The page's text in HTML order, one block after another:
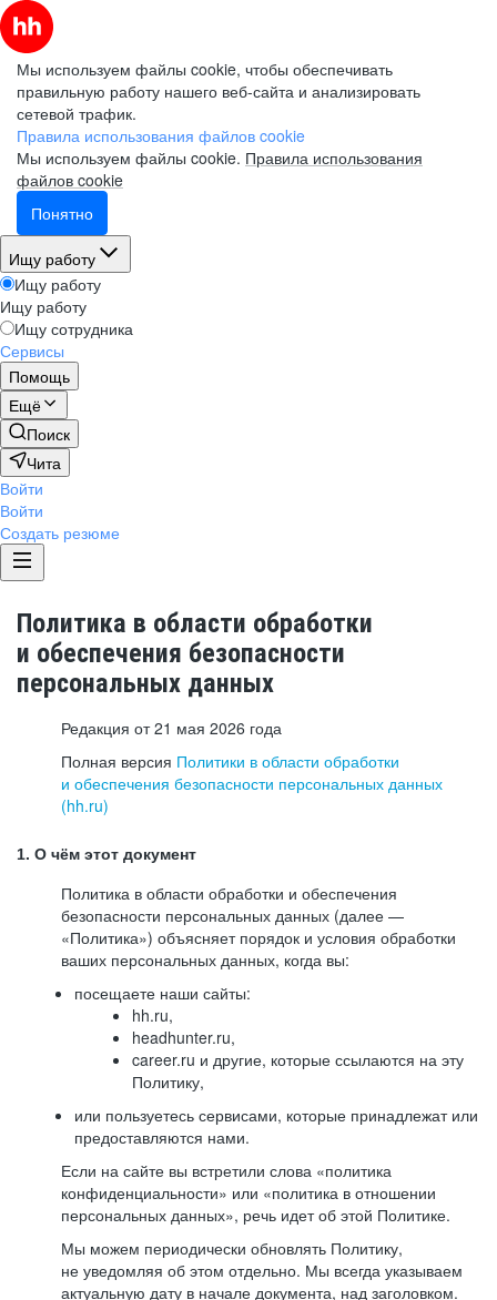
Мы используем файлы cookie, чтобы обеспечивать
правильную работу нашего веб-сайта и анализировать
сетевой трафик.
Правила использования файлов cookie
Мы используем файлы cookie. Правила использования
файлов cookie
Понятно
Ищу работу
Ищу работу
Ищу работу
Ищу сотрудника
Сервисы
Помощь
Ещё
Поиск
Чита
Войти
Войти
Создать резюме
Политика в области обработки
и обеспечения безопасности
персональных данных
Редакция от 21 мая 2026 года
Полная версия Политики в области обработки
и обеспечения безопасности персональных данных
(hh.ru)
1. О чём этот документ
Политика в области обработки и обеспечения
безопасности персональных данных (далее —
«Политика») объясняет порядок и условия обработки
ваших персональных данных, когда вы:
посещаете наши сайты:
hh.ru,
headhunter.ru,
career.ru и другие, которые ссылаются на эту
Политику,
или пользуетесь сервисами, которые принадлежат или
предоставляются нами.
Если на сайте вы встретили слова «политика
конфиденциальности» или «политика в отношении
персональных данных», речь идет об этой Политике.
Мы можем периодически обновлять Политику,
не уведомляя об этом отдельно. Мы всегда указываем
актуальную дату в начале документа, над заголовком.